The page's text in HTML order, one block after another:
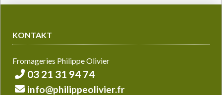
KONTAKT
Fromageries Philippe Olivier
03 21 31 94 74
info@philippeolivier.fr